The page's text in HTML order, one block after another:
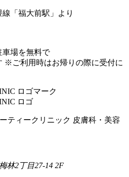
「福大前駅」より
車場を無料で
※ご利用時はお帰りの際に受付に
ティークリニック 皮膚科・美容
林2丁目27-14 2F